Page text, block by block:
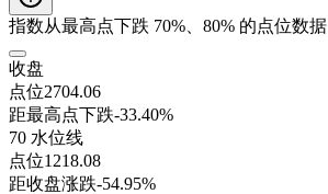
指数从最高点下跌 70%、80% 的点位数据
收盘
点位2704.06
距最高点下跌-33.40%
70 水位线
点位1218.08
距收盘涨跌-54.95%